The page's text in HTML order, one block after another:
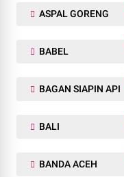
ASPAL GORENG
BABEL
BAGAN SIAPIN API
BALI
BANDA ACEH